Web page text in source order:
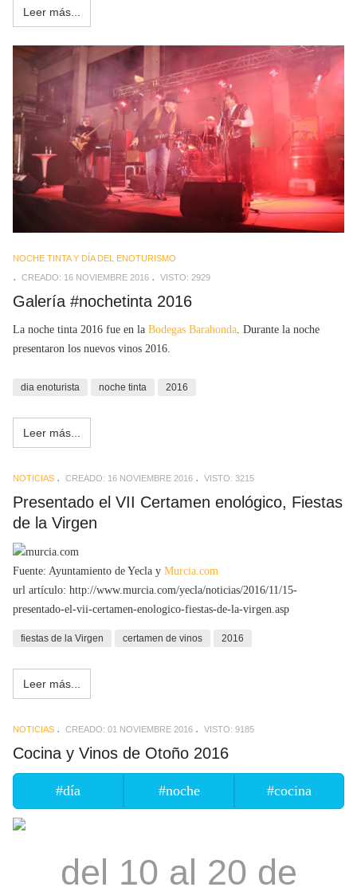
Leer más...
NOCHE TINTA Y DÍA DEL ENOTURISMO
CREADO: 16 NOVIEMBRE 2016
VISTO: 2929
Galería #nochetinta 2016
La noche tinta 2016 fue en la Bodegas Barahonda. Durante la noche
presentaron los nuevos vinos 2016.
dia enoturista noche tinta 2016
Leer más...
NOTICIAS CREADO: 16 NOVIEMBRE 2016 VISTO: 3215
Presentado el VII Certamen enológico, Fiestas
de la Virgen
Fuente: Ayuntamiento de Yecla y Murcia.com
url artículo: http://www.murcia.com/yecla/noticias/2016/11/15-
presentado-el-vii-certamen-enologico-fiestas-de-la-virgen.asp
fiestas de la Virgen certamen de vinos 2016
Leer más...
NOTICIAS CREADO: 01 NOVIEMBRE 2016 VISTO: 9185
Cocina y Vinos de Otoño 2016
#día #noche #cocina
del 10 al 20 de